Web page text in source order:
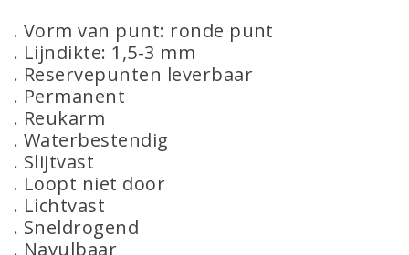
. Vorm van punt: ronde punt
. Lijndikte: 1,5-3 mm
. Reservepunten leverbaar
. Permanent
. Reukarm
. Waterbestendig
. Slijtvast
. Loopt niet door
. Lichtvast
. Sneldrogend
. Navulbaar